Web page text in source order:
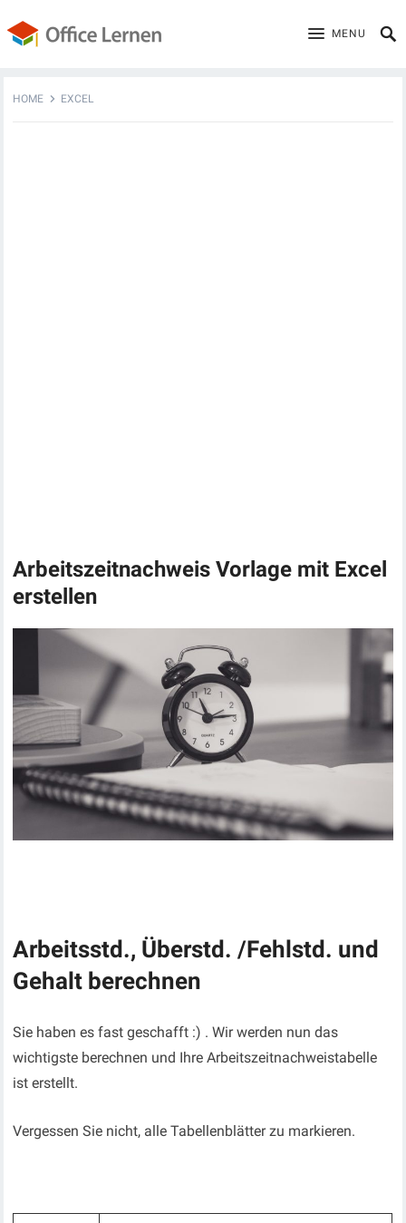
MENU
HOME EXCEL
Arbeitszeitnachweis Vorlage mit Excel
erstellen
Arbeitsstd., Überstd. /Fehlstd. und
Gehalt berechnen
Sie haben es fast geschafft :) . Wir werden nun das
wichtigste berechnen und Ihre Arbeitszeitnachweistabelle
ist erstellt.
Vergessen Sie nicht, alle Tabellenblätter zu markieren.